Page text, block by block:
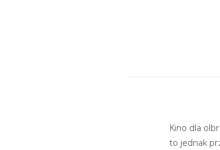
Kino dla
to jednak